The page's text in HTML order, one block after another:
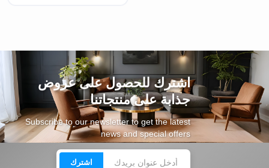
اشترك للحصول على عروض
جذابة على منتجاتنا
Subscribe to our newsletter to get the latest
news and special offers
اشترك